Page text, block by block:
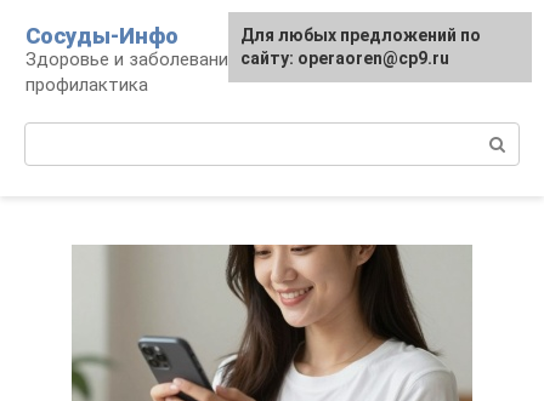
контенту
Сосуды-Инфо
Здоровье и заболевания сосудов и сердца,
профилактика
Для любых предложений по
сайту: operaoren@cp9.ru